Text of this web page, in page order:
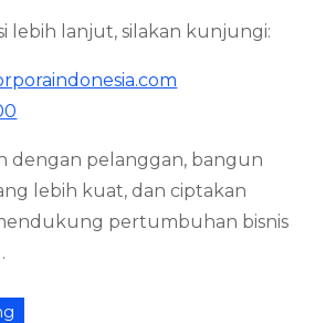
lebih lanjut, silakan kunjungi:
dengan pelanggan, bangun
lebih kuat, dan ciptakan
pertumbuhan bisnis